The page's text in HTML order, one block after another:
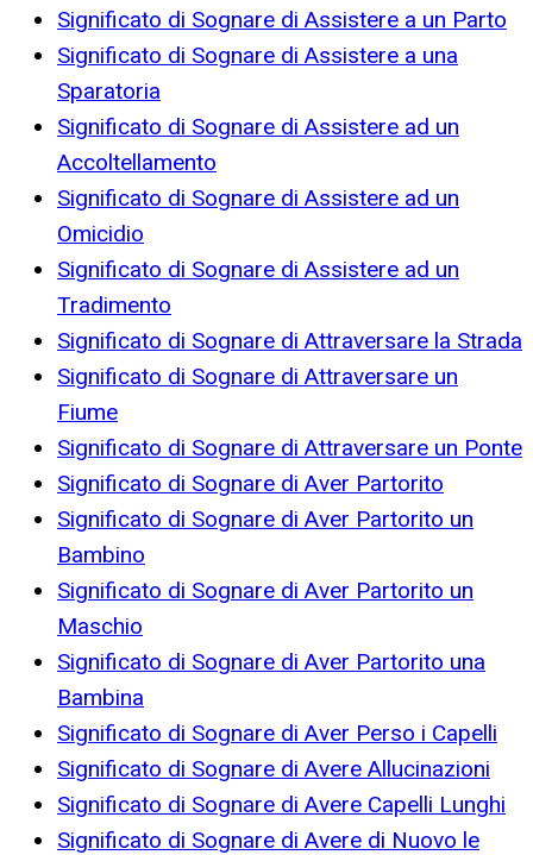
Significato di Sognare di Assistere a un Parto
Significato di Sognare di Assistere a una
Sparatoria
Significato di Sognare di Assistere ad un
Accoltellamento
Significato di Sognare di Assistere ad un
Omicidio
Significato di Sognare di Assistere ad un
Tradimento
Significato di Sognare di Attraversare la Strada
Significato di Sognare di Attraversare un
Fiume
Significato di Sognare di Attraversare un Ponte
Significato di Sognare di Aver Partorito
Significato di Sognare di Aver Partorito un
Bambino
Significato di Sognare di Aver Partorito un
Maschio
Significato di Sognare di Aver Partorito una
Bambina
Significato di Sognare di Aver Perso i Capelli
Significato di Sognare di Avere Allucinazioni
Significato di Sognare di Avere Capelli Lunghi
Significato di Sognare di Avere di Nuovo le